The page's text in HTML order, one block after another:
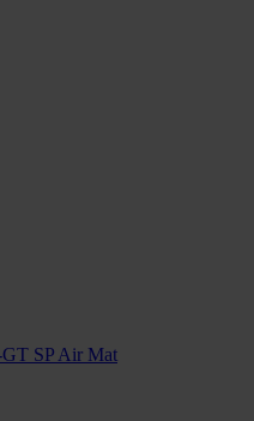
SP Air Mat